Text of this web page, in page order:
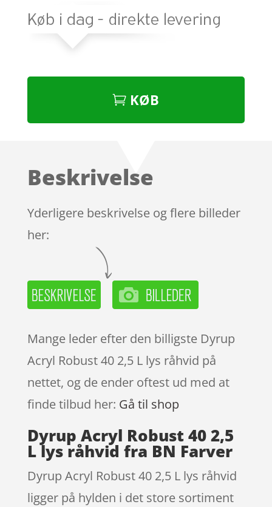
KØB
Beskrivelse
Yderligere beskrivelse og flere billeder
her:
Mange leder efter den billigste Dyrup
Acryl Robust 40 2,5 L lys råhvid på
nettet, og de ender oftest ud med at
finde tilbud her: Gå til shop
Dyrup Acryl Robust 40 2,5
L lys råhvid fra BN Farver
Dyrup Acryl Robust 40 2,5 L lys råhvid
ligger på hylden i det store sortiment